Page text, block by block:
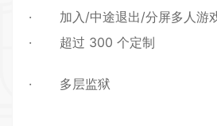
· 加入/中途退出/分屏多人游
· 超过 300 个定制
· 多层监狱